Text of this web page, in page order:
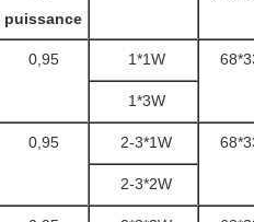
puissance
0,95 1*1W
1*3W
0,95 2-3*1W
2-3*2W